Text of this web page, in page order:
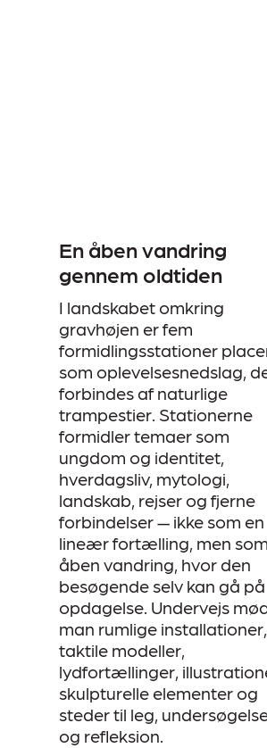
En åben vandring
gennem oldtiden
I landskabet omkring
gravhøjen er fem
formidlingsstationer
som oplevelsesnedslag,
forbindes af naturlige
trampestier. Stationerne
formidler temaer som
ungdom og identitet,
hverdagsliv, mytologi,
landskab, rejser og fjerne
forbindelser — ikke som en
lineær fortælling, men
åben vandring, hvor den
besøgende selv kan gå på
opdagelse. Undervejs
man rumlige installationer,
taktile modeller,
lydfortællinger,
skulpturelle elementer og
steder til leg,
og refleksion.